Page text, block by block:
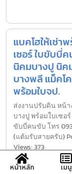
แบคโฮให้เช่า
เซอร์ ใบขับบี่
นิคมบางปู นิค
บางพลี แม็คโค
พร้อมใบจป.
ส่งงานปรับดิน หน้
บางปู พร้อมใบเซอ
ขับบี่คนขับ โทร
(แต้มรับสายครับ)
Views: 373
หน้าหลัก
เมนู